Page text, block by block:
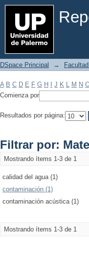
Filtrar por:
DSpace Principal →
A B C D E F G H J K L M N
Comienza por
Resultados por página:
Filtrar por:
Mostrando ítems 1-3 de 1
calidad del agua (1)
contaminación (1)
contaminación acústica (1)
Mostrando ítems 1-3 de 1